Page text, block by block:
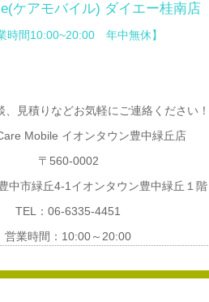
ケアモバイル) ダイエー桂南店
時間10:00~20:00 年中無休】
、見積りなどお気軽にご連絡ください！
Mobile イオンタウン豊中緑丘店
〒560-0002
中市緑丘4-1イオンタウン豊中緑丘１階
TEL：06-6335-4451
営業時間：10:00～20:00